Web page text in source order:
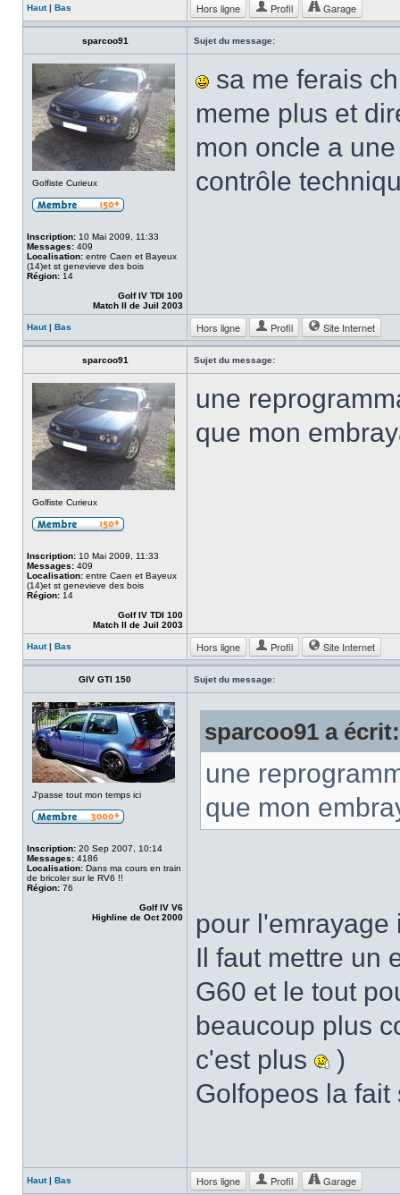
Haut| Bas Hors ligne Profil Garage
sparcoo91 Sujet du message:
Golfiste Curieux
Inscription: 10 Mai 2009, 11:33
Messages: 409
Localisation: entre Caen et Bayeux
(14)et st genevieve des bois
Région: 14
Golf IV TDI 100
Match II de Juil 2003
sa me ferais
meme plus et
mon oncle a
contrôle
Haut| Bas Hors ligne Profil Site Internet
sparcoo91 Sujet du message:
Golfiste Curieux
Inscription: 10 Mai 2009, 11:33
Messages: 409
Localisation: entre Caen et Bayeux
(14)et st genevieve des bois
Région: 14
Golf IV TDI 100
Match II de Juil 2003
une
que mon
Haut| Bas Hors ligne Profil Site Internet
GIV GTI 150 Sujet du message:
J'passe tout mon temps ici
Inscription: 20 Sep 2007, 10:14
Messages: 4186
Localisation: Dans ma cours en train
de bricoler sur le RV6 !!
Région: 76
Golf IV V6
Highline de Oct 2000
sparcoo91 a écrit:
une
que mon
pour l'emrayage
Il faut mettre un
G60 et le tout
beaucoup plus
c'est plus
)
Golfopeos la
Haut| Bas Hors ligne Profil Garage